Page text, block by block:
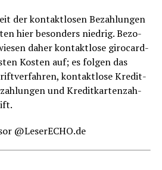
der kon­takt­lo­sen Bezah­lun­gen
hier beson­ders nied­rig. Bezo­
daher kon­takt­lo­se giro­card-
Kos­ten auf; es fol­gen das
kon­takt­lo­se Kre­dit­
und Kre­dit­kar­ten­zah­
@LeserECHO.de